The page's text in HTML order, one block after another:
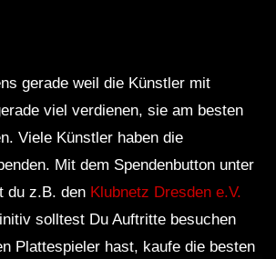
SET • TEIL 6 • [S.M.] •
/ BORDERLINE / U.V.A
SET 2020]
Reagiert auf: Tik Tok
gerade weil die Künstler mit
viel verdienen, sie am besten
Viele Künstler haben die
Mit dem Spendenbutton unter
du z.B. den Klubnetz Dresden e.V.
solltest Du Auftritte besuchen
Plattespieler hast, kaufe die besten